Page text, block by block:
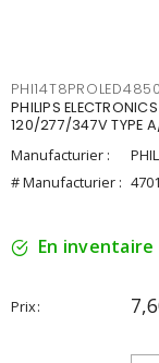
PHILIPS
120/277/347V TYPE
Manufacturier :
# Manufacturier :
En inventaire
Prix